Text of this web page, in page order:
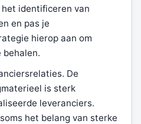
identificeren van
en pas je
hierop aan om
De
is sterk
leveranciers.
het belang van sterke